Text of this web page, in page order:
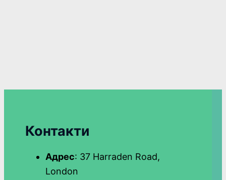
Контакти
Адрес: 37 Harraden Road,
London